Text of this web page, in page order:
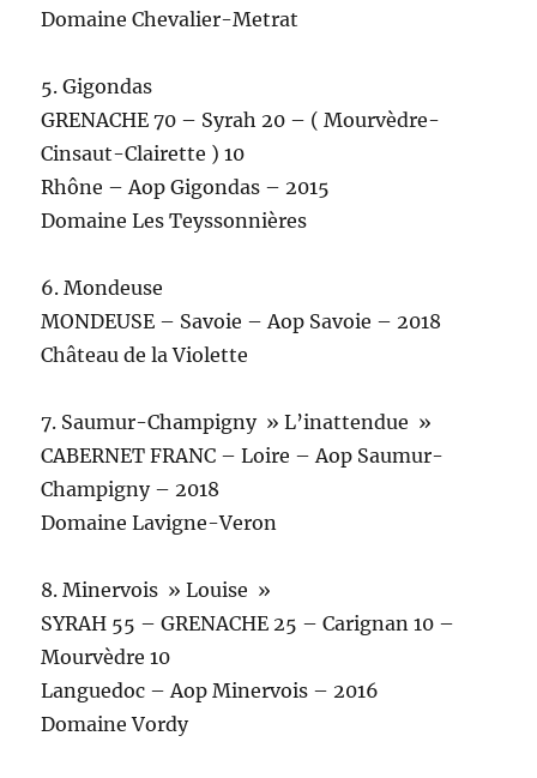
Domaine Chevalier-Metrat
5. Gigondas
GRENACHE 70 – Syrah 20 – ( Mourvèdre-
Cinsaut-Clairette ) 10
Rhône – Aop Gigondas – 2015
Domaine Les Teyssonnières
6. Mondeuse
MONDEUSE – Savoie – Aop Savoie – 2018
Château de la Violette
7. Saumur-Champigny » L’inattendue »
CABERNET FRANC – Loire – Aop Saumur-
Champigny – 2018
Domaine Lavigne-Veron
8. Minervois » Louise »
SYRAH 55 – GRENACHE 25 – Carignan 10 –
Mourvèdre 10
Languedoc – Aop Minervois – 2016
Domaine Vordy